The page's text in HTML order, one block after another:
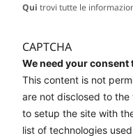
Qui trovi tutte le
CAPTCHA
We need your consent
This content is not
are not disclosed to the
to setup the site with
list of technologies